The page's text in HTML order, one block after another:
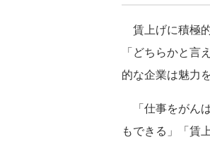
賃上げに積極
「どちらかと
的な企業は魅力
「仕事をがん
もできる」「賃